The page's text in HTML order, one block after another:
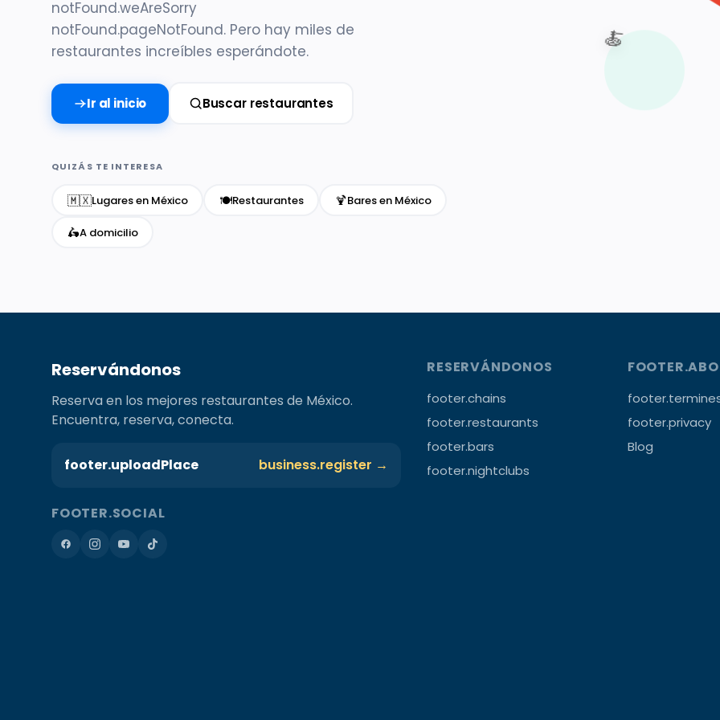
notFound.weAreSorry
notFound.pageNotFound. Pero hay miles de
restaurantes increíbles esperándote.
Ir al inicio Buscar restaurantes
QUIZÁS TE INTERESA
🇲🇽Lugares en México 🍽️Restaurantes 🍹Bares en México
🛵A domicilio
🍝
Reservándonos
Reserva en los mejores restaurantes de México.
Encuentra, reserva, conecta.
footer.uploadPlace business.register →
FOOTER.SOCIAL
RESERVÁNDONOS
footer.chains
footer.restaurants
footer.bars
footer.nightclubs
footer.privacy
Blog